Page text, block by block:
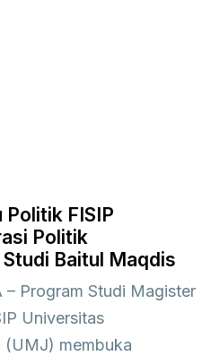
FISIP
Politik
Baitul Maqdis
– Program Studi Magister
Universitas
(UMJ) membuka